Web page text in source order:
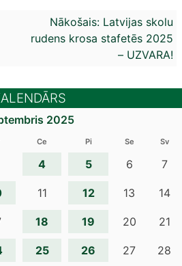
Nākošais: Latvijas skolu
rudens krosa stafetēs 2025
– UZVARA!
2025
Ce Pi Se Sv
4 5 6 7
11 12 13 14
18 19 20 21
25 26 27 28